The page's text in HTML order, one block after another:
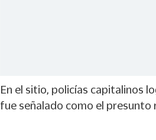
En el sitio, policías capitalinos
fue señalado como el presunto